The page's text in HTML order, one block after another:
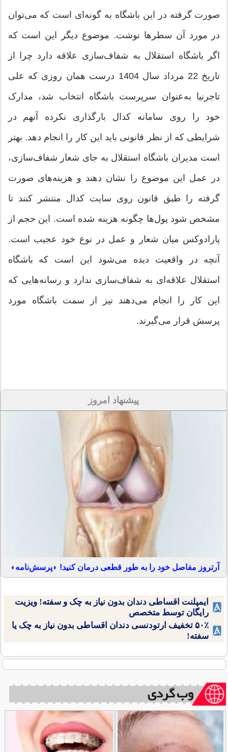
صورت گرفته در این باشگاه به گونه‌ای است که می‌توان
در مورد آن سطرها نوشت. موضوع دیگر این است که
اگر باشگاه استقلال به شفاف‌سازی علاقه دارد چرا از
تاریخ 22 مرداد سال 1404 درست همان روزی که علی
تاجرنیا به‌عنوان سرپرست باشگاه انتخاب شد، مدارک
خود را روی سامانه کدال بارگذاری نکرده آنهم در
شرایطی که از نظر قانونی باید این کار را انجام دهد. بهتر
است مدیران باشگاه استقلال به جای شعار شفاف‌سازی،
در عمل این موضوع را نشان دهند و هزینه‌های صورت
گرفته را طبق قانون روی سایت کدال منتشر کنند تا
مشخص شود پول‌ها چگونه هزینه شده است. این حجم از
پارادوکس میان شعار و عمل در نوع خود عجیب است.
آنچه در واقعیت دیده می‌شود این است که باشگاه
استقلال علاقه‌ای به شفاف‌سازی ندارد و رسانه‌هایی که
این کار را انجام می‌دهند نیز از سمت باشگاه مورد
پرسش قرار می‌گیرند.
پیشنهاد امروز
آرتروز مفاصل خود را به طور قطعی درمان کنید! ◗پرسش‌نامه◖
ایمپلنت اقساطی دندان بدون نیاز به چک و سفته! ویزیت
رایگان توسط متخصص
۵۰٪ تخفیف ارتودنسی دندان اقساطی بدون نیاز به چک یا
سفته!